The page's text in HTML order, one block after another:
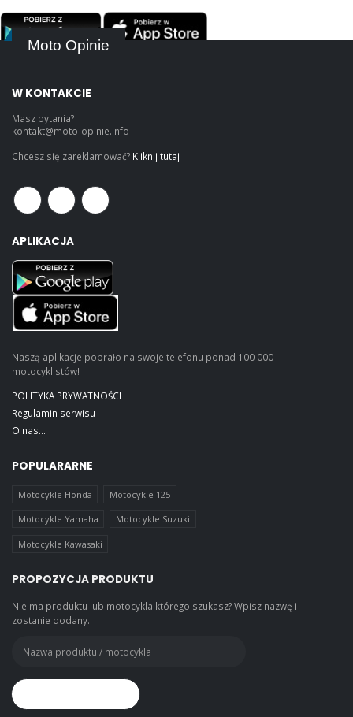
Moto Opinie
W KONTAKCIE
Masz pytania?
kontakt@moto-opinie.info
Chcesz się zareklamować? Kliknij tutaj
APLIKACJA
Naszą aplikacje pobrało na swoje telefonu ponad 100 000
motocyklistów!
POLITYKA PRYWATNOŚCI
Regulamin serwisu
O nas...
POPULARARNE
Motocykle Honda Motocykle 125
Motocykle Yamaha Motocykle Suzuki
Motocykle Kawasaki
PROPOZYCJA PRODUKTU
Nie ma produktu lub motocykla którego szukasz? Wpisz nazwę i
zostanie dodany.